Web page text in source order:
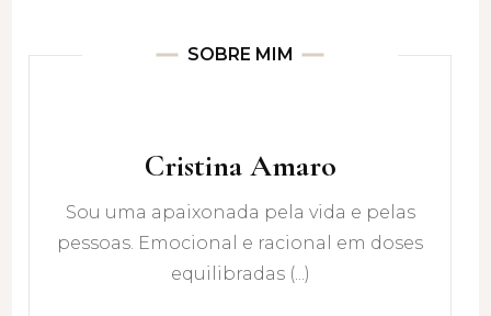
SOBRE MIM
Cristina Amaro
Sou uma apaixonada pela vida e pelas
pessoas. Emocional e racional em doses
equilibradas (...)